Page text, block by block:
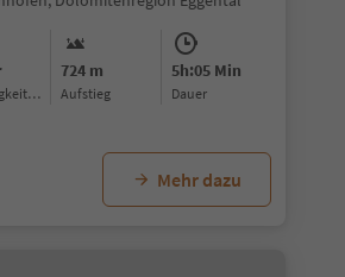
724 m
Aufstieg
5h:05 Min
Dauer
Mehr dazu